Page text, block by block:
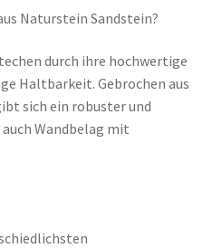
Naturstein Sandstein?
durch ihre hochwertige
Haltbarkeit. Gebrochen aus
sich ein robuster und
Wandbelag mit